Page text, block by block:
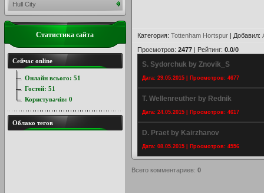
Категория: Tottenham Hortspur | Добавил:
Просмотров: 2477 | Рейтинг: 0.0/0
S. Sydorchuk by Znovik_S
Дата: 29.05.2015 | Просмотров: 4677
T. Wellenreuther by Rednik
Дата: 24.05.2015 | Просмотров: 4617
D. Praet by Kairzhanov
Дата: 08.05.2015 | Просмотров: 4556
Всего комментариев: 0
Hull City
Статистика сайта
Сейчас online
Онлайн всього: 51
Гостей: 51
Користувачів: 0
Облако тегов